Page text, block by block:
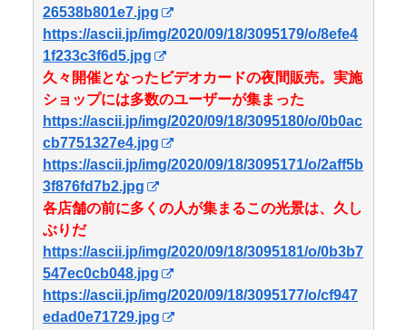
26538b801e7.jpg
https://ascii.jp/img/2020/09/18/3095179/o/8efe4
1f233c3f6d5.jpg
久々開催となったビデオカードの夜間販売。実施
ショップには多数のユーザーが集まった
https://ascii.jp/img/2020/09/18/3095180/o/0b0ac
cb7751327e4.jpg
https://ascii.jp/img/2020/09/18/3095171/o/2aff5b
3f876fd7b2.jpg
各店舗の前に多くの人が集まるこの光景は、久し
ぶりだ
https://ascii.jp/img/2020/09/18/3095181/o/0b3b7
547ec0cb048.jpg
https://ascii.jp/img/2020/09/18/3095177/o/cf947
edad0e71729.jpg